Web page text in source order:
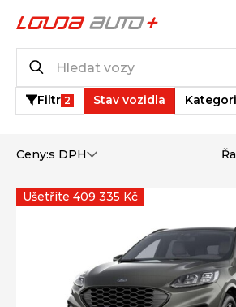
Filtr 2 Stav vozidla
Ceny:s DPH
Ušetříte 409 335 Kč